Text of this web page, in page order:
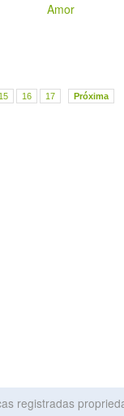
Amor
15 16 17 Próxima
registradas